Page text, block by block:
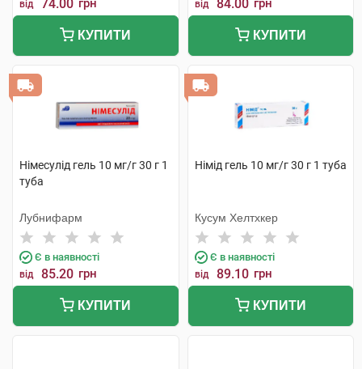
від 74.00 грн
КУПИТИ
від 84.00 грн
КУПИТИ
Німесулід гель 10 мг/г 30 г 1
туба
Лубнифарм
Є в наявності
від 85.20 грн
КУПИТИ
Німід гель 10 мг/г 30 г 1 туба
Кусум Хелтхкер
Є в наявності
від 89.10 грн
КУПИТИ